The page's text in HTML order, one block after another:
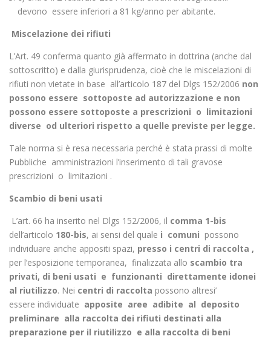
devono essere inferiori a 81 kg/anno per abitante.
Miscelazione dei rifiuti
L’Art. 49 conferma quanto già affermato in dottrina (anche dal
sottoscritto) e dalla giurisprudenza, cioè che le miscelazioni di
rifiuti non vietate in base all’articolo 187 del Dlgs 152/2006 non
possono essere sottoposte ad autorizzazione e non
possono essere sottoposte a prescrizioni o limitazioni
diverse od ulteriori rispetto a quelle previste per legge.
Tale norma si è resa necessaria perché è stata prassi di molte
Pubbliche amministrazioni l’inserimento di tali gravose
prescrizioni o limitazioni .
Scambio di beni usati
L’art. 66 ha inserito nel Dlgs 152/2006, il comma 1-bis
dell’articolo 180-bis, ai sensi del quale i comuni possono
individuare anche appositi spazi, presso i centri di raccolta ,
per l’esposizione temporanea, finalizzata allo scambio tra
privati, di beni usati e funzionanti direttamente idonei
al riutilizzo. Nei centri di raccolta possono altresi’
essere individuate apposite aree adibite al deposito
preliminare alla raccolta dei rifiuti destinati alla
preparazione per il riutilizzo e alla raccolta di beni